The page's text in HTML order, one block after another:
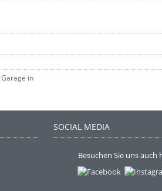
in
SOCIAL MEDIA
Besuchen Sie uns auch